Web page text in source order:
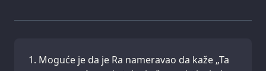
Moguće je da je Ra nameravao da kaže „Ta